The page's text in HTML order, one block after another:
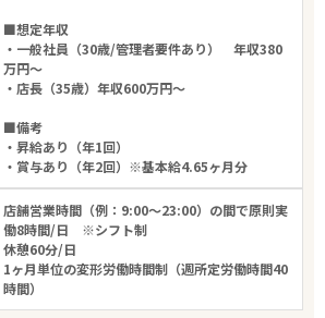
■想定年収
・一般社員（30歳/管理者要件あり） 年収380
万円～
・店長（35歳）年収600万円～
■備考
・昇給あり（年1回）
・賞与あり（年2回）※基本給4.65ヶ月分
店舗営業時間（例：9:00～23:00）の間で原則実
働8時間/日 ※シフト制
休憩60分/日
1ヶ月単位の変形労働時間制（週所定労働時間40
時間）